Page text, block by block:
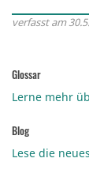
verfasst am
Glossar
Lerne mehr
Blog
Lese die